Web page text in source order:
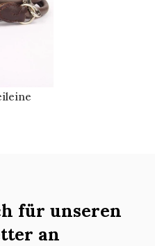
für unseren
an